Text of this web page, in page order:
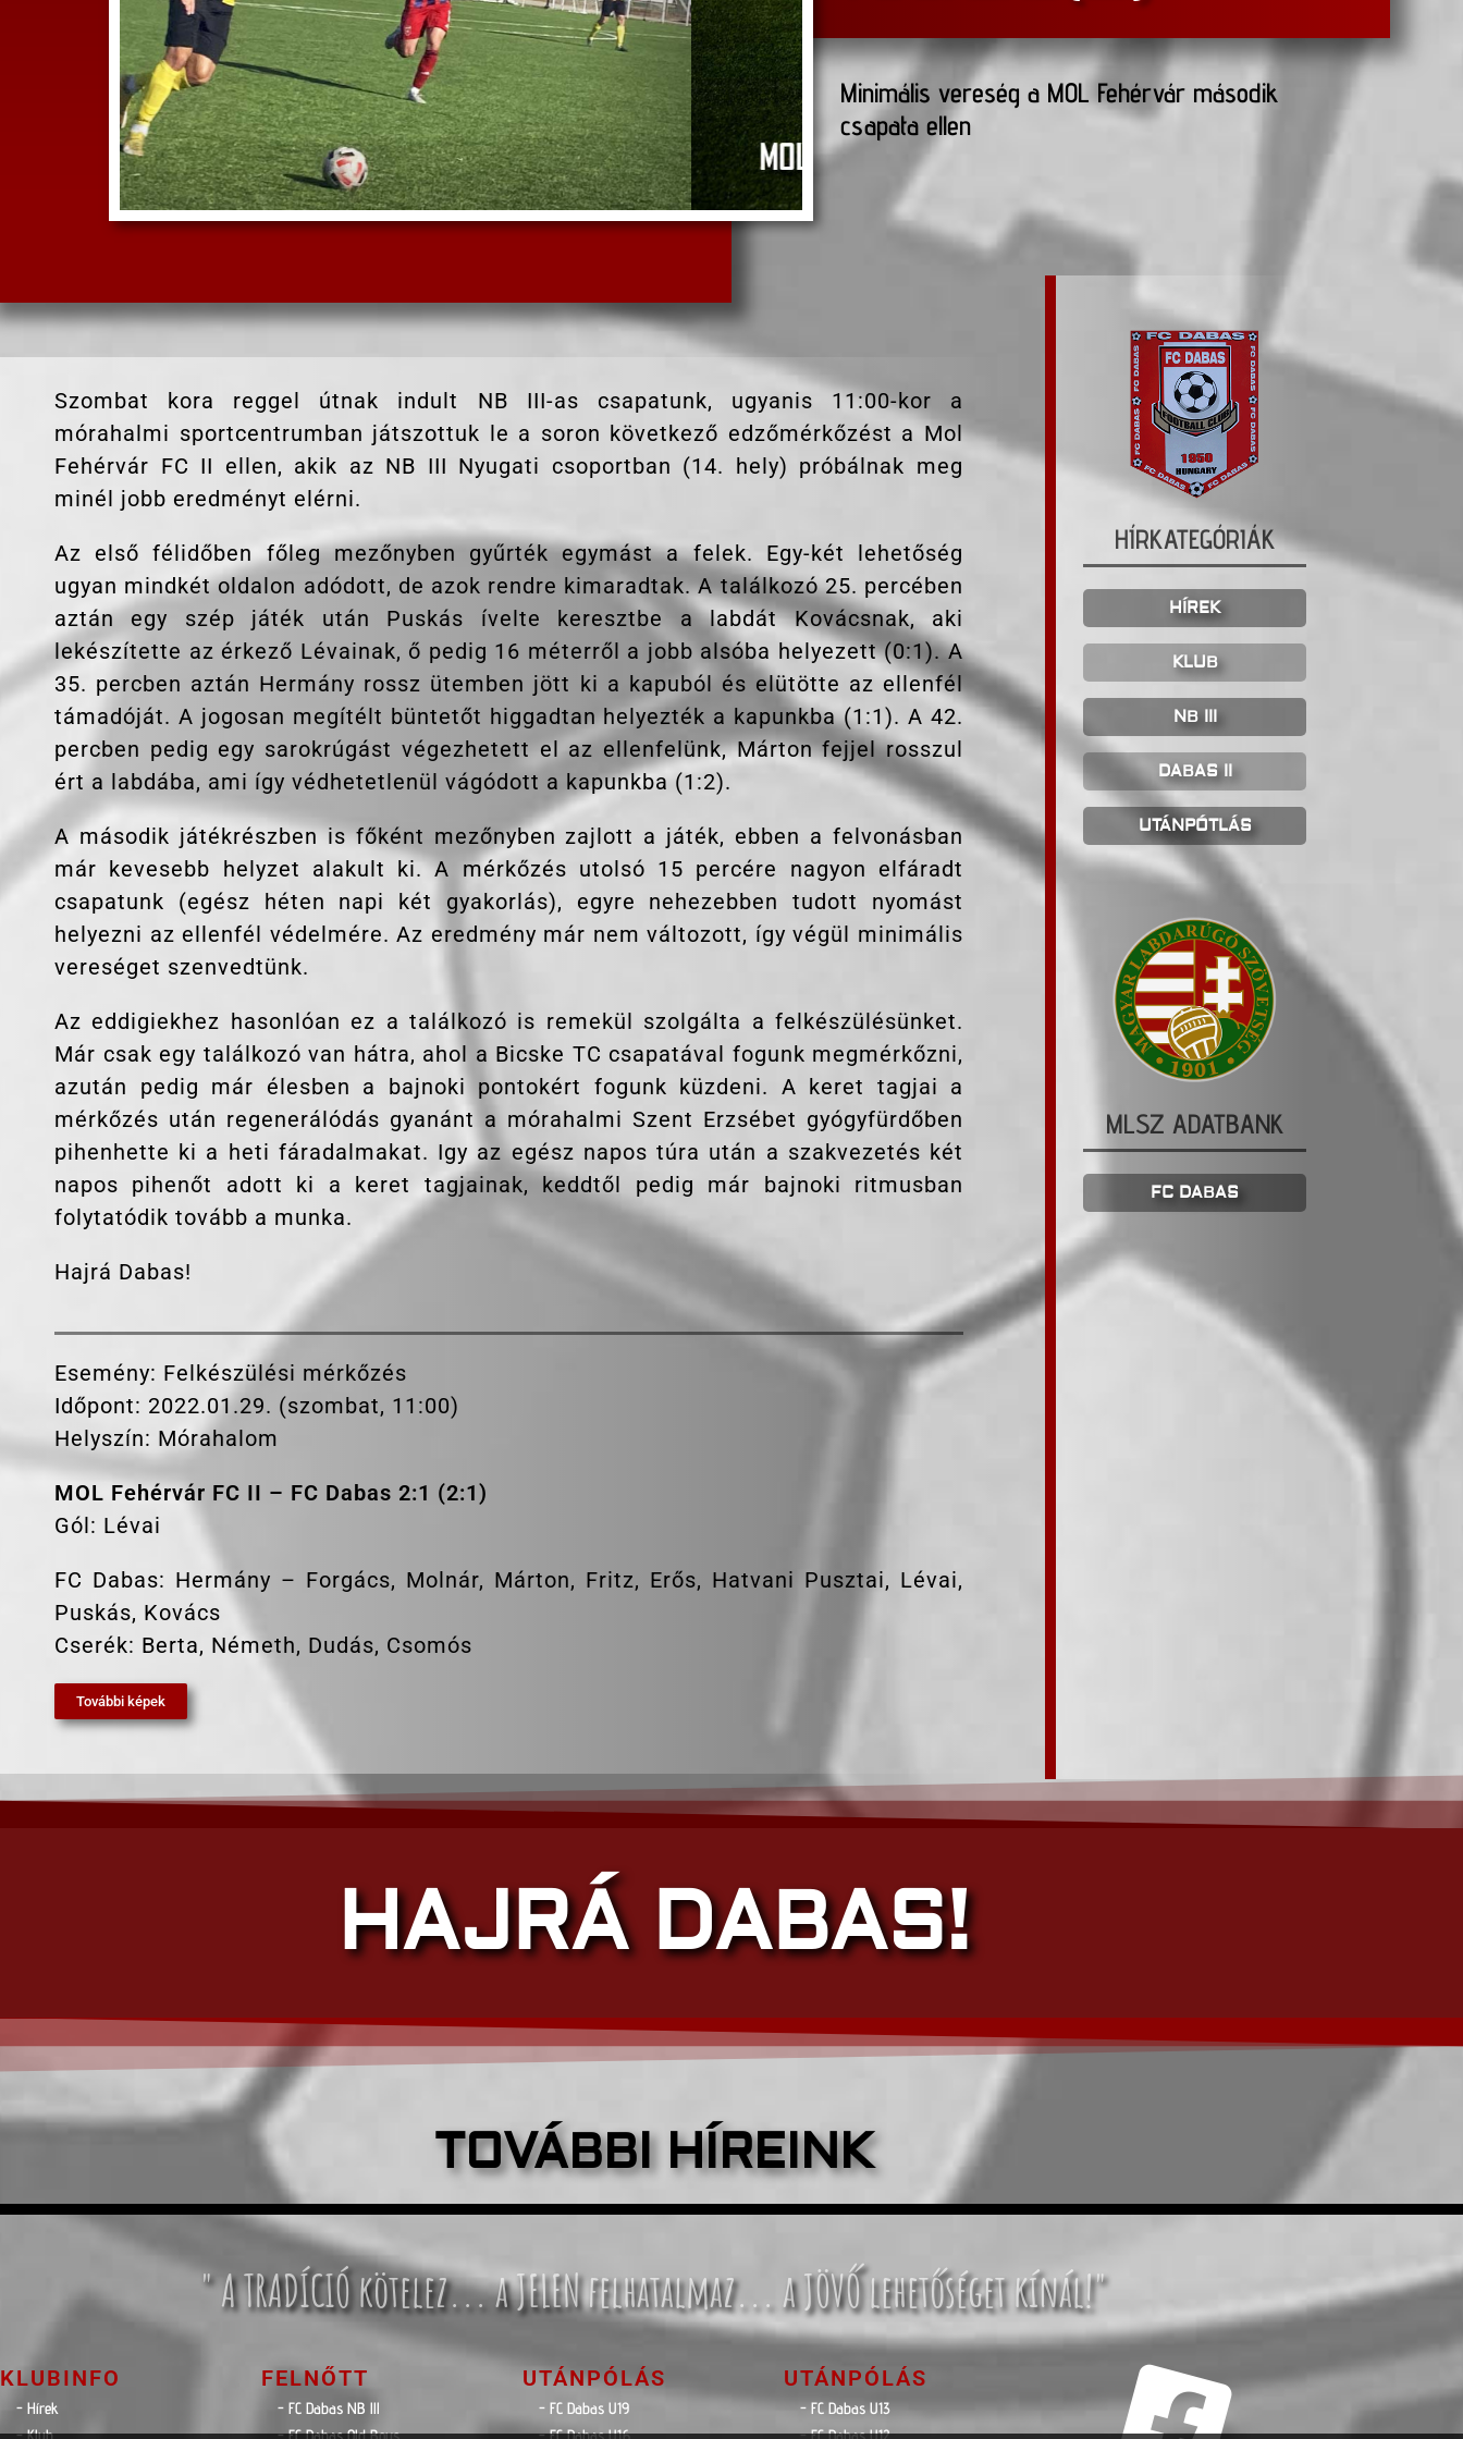
Minimális vereség a MOL Fehérvár második
csapata ellen
Szombat kora reggel útnak indult NB III-as csapatunk, ugyanis 11:00-kor a
mórahalmi sportcentrumban játszottuk le a soron következő edzőmérkőzést a Mol
Fehérvár FC II ellen, akik az NB III Nyugati csoportban (14. hely) próbálnak meg
minél jobb eredményt elérni.
Az első félidőben főleg mezőnyben gyűrték egymást a felek. Egy-két lehetőség
ugyan mindkét oldalon adódott, de azok rendre kimaradtak. A találkozó 25. percében
aztán egy szép játék után Puskás ívelte keresztbe a labdát Kovácsnak, aki
lekészítette az érkező Lévainak, ő pedig 16 méterről a jobb alsóba helyezett (0:1). A
35. percben aztán Hermány rossz ütemben jött ki a kapuból és elütötte az ellenfél
támadóját. A jogosan megítélt büntetőt higgadtan helyezték a kapunkba (1:1). A 42.
percben pedig egy sarokrúgást végezhetett el az ellenfelünk, Márton fejjel rosszul
ért a labdába, ami így védhetetlenül vágódott a kapunkba (1:2).
A második játékrészben is főként mezőnyben zajlott a játék, ebben a felvonásban
már kevesebb helyzet alakult ki. A mérkőzés utolsó 15 percére nagyon elfáradt
csapatunk (egész héten napi két gyakorlás), egyre nehezebben tudott nyomást
helyezni az ellenfél védelmére. Az eredmény már nem változott, így végül minimális
vereséget szenvedtünk.
Az eddigiekhez hasonlóan ez a találkozó is remekül szolgálta a felkészülésünket.
Már csak egy találkozó van hátra, ahol a Bicske TC csapatával fogunk megmérkőzni,
azután pedig már élesben a bajnoki pontokért fogunk küzdeni. A keret tagjai a
mérkőzés után regenerálódás gyanánt a mórahalmi Szent Erzsébet gyógyfürdőben
pihenhette ki a heti fáradalmakat. Igy az egész napos túra után a szakvezetés két
napos pihenőt adott ki a keret tagjainak, keddtől pedig már bajnoki ritmusban
folytatódik tovább a munka.
Hajrá Dabas!
Esemény: Felkészülési mérkőzés
Időpont: 2022.01.29. (szombat, 11:00)
Helyszín: Mórahalom
MOL Fehérvár FC II – FC Dabas 2:1 (2:1)
Gól: Lévai
FC Dabas: Hermány – Forgács, Molnár, Márton, Fritz, Erős, Hatvani Pusztai, Lévai,
Puskás, Kovács
Cserék: Berta, Németh, Dudás, Csomós
További képek
HÍRKATEGÓRIÁK
HÍREK
KLUB
NB III
DABAS II
UTÁNPÓTLÁS
MLSZ ADATBANK
FC DABAS
HAJRÁ DABAS!
TOVÁBBI HÍREINK
" A TRADÍCIÓ kötelez... a JELEN felhatalmaz... a JÖVŐ lehetőséget kínál!"
KLUBINFO
- Hírek
FELNŐTT
- FC Dabas NB lll
UTÁNPÓLÁS
- FC Dabas U19
UTÁNPÓLÁS
- FC Dabas U13